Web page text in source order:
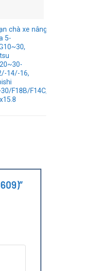
chà xe nâng
5-
14/-16,
F18B/F14C,